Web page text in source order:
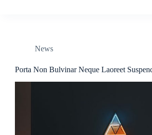
News
Porta Non Bulvinar Neque Laoreet